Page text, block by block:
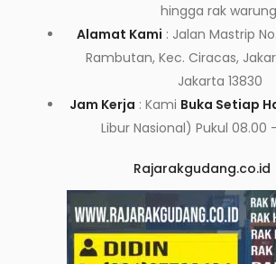
hingga rak
Alamat Kami : Jalan Mastrip
Rambutan, Kec. Ciracas,
Jakarta 13830
Jam Kerja : Kami Buka Setiap
Libur Nasional) Pukul 08.00
Rajarakgudang.co.id